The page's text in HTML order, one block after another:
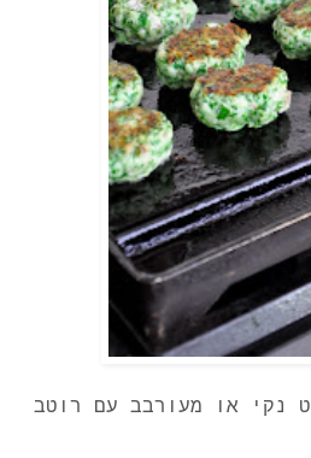
נקי או מעורבב עם רוטב